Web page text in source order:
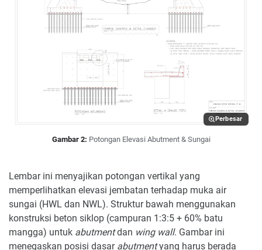
Perbesar
Gambar 2: Potongan Elevasi Abutment & Sungai
Lembar ini menyajikan potongan vertikal yang
memperlihatkan elevasi jembatan terhadap muka air
sungai (HWL dan NWL). Struktur bawah menggunakan
konstruksi beton siklop (campuran 1:3:5 + 60% batu
mangga) untuk abutmentdan wing wall. Gambar ini
menegaskan posisi dasar abutmentyang harus berada